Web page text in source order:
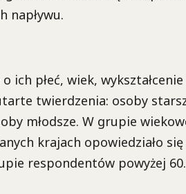
napływu.
ich płeć, wiek, wykształcenie
twierdzenia: osoby
młodsze. W grupie
krajach opowiedziało się
respondentów powyżej